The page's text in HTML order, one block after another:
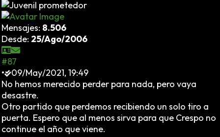
Mensajes: 8.506
Desde: 25/Ago/2006
#87
•
09/May/2021, 19:49
No hemos merecido perder para nada, pero vaya
desastre.
Otro partido que perdemos recibiendo un solo tiro a
puerta. Espero que al menos sirva para que Crespo no
continue el año que viene.